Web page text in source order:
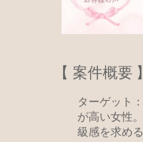
【 案件概要 】
ターゲット
が高い女性
級感を求める